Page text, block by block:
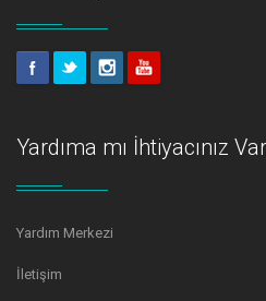
Yardıma mı İhtiyacınız
Yardım Merkezi
İletişim